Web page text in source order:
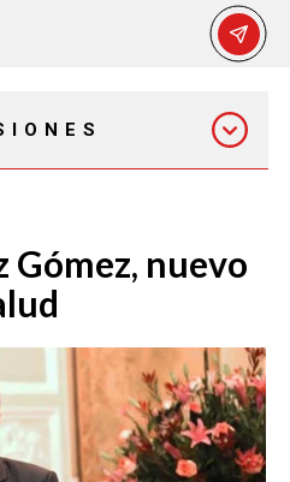
7:00 PM
Gómez, nuevo